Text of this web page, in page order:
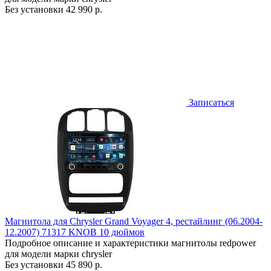
Без установки 42 990 р.
Записаться
Магнитола для Chrysler Grand Voyager 4, рестайлинг (06.2004-
12.2007) 71317 KNOB 10 дюймов
Подробное описание и характеристики магнитолы redpower
для модели марки chrysler
Без установки 45 890 р.